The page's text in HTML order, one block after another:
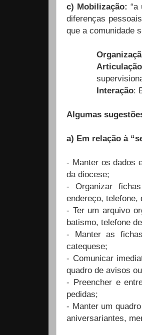
c) Mobilização: “a
diferenças
que a comunidade
Interação:
Algumas
a) Em relação à
- Manter os dados
da diocese;
- Organizar
endereço,
- Ter um arquivo
batismo, telefone
- Manter as
catequese;
- Comunicar
quadro de avisos
- Preencher e
pedidas;
- Manter um
aniversariantes,